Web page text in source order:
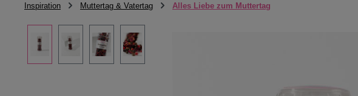
Inspiration Muttertag & Vatertag Alles Liebe zum Muttertag
Bildergalerie überspringen